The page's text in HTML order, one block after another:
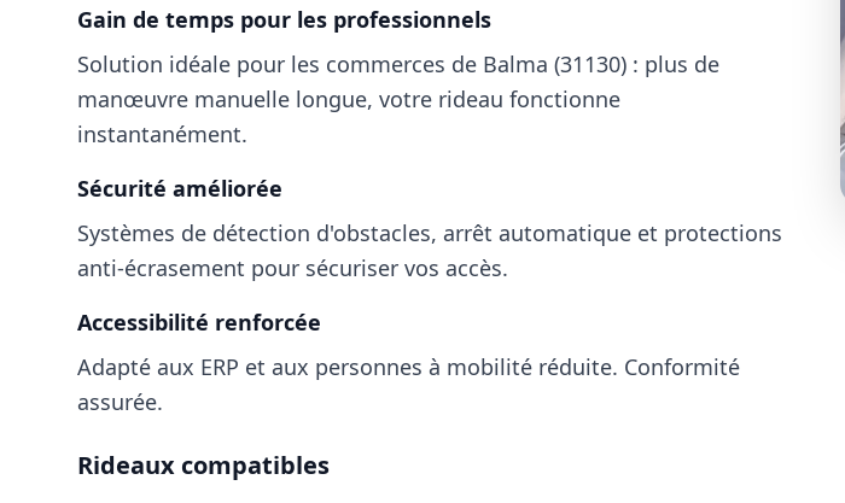
Gain de temps pour les professionnels
Solution idéale pour les commerces de Balma (31130) : plus de
manœuvre manuelle longue, votre rideau fonctionne
instantanément.
Sécurité améliorée
Systèmes de détection d'obstacles, arrêt automatique et protections
anti-écrasement pour sécuriser vos accès.
Accessibilité renforcée
Adapté aux ERP et aux personnes à mobilité réduite. Conformité
assurée.
Rideaux compatibles